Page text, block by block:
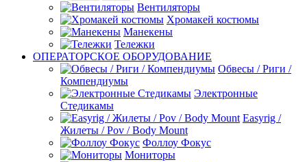
Вентиляторы
Хромакей костюмы
Манекены
Тележки
ОПЕРАТОРСКОЕ ОБОРУДОВАНИЕ
Обвесы / Риги /
Компендиумы
Электронные
Стедикамы
Easyrig /
Жилеты / Pov / Body Mount
Фоллоу Фокус
Мониторы